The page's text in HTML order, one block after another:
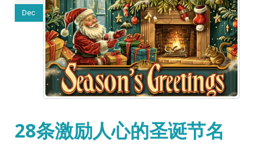
Dec
28条激励人心的圣诞节名